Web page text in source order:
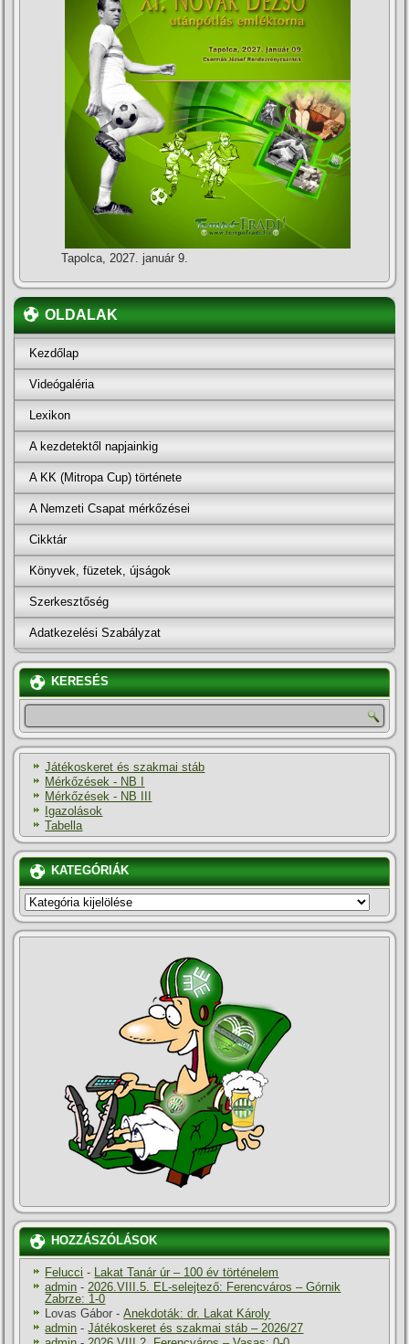
Tapolca, 2027. január 9.
OLDALAK
Kezdőlap
Videógaléria
Lexikon
A kezdetektől napjainkig
A KK (Mitropa Cup) története
A Nemzeti Csapat mérkőzései
Cikktár
Könyvek, füzetek, újságok
Szerkesztőség
Adatkezelési Szabályzat
KERESÉS
Játékoskeret és szakmai stáb
Mérkőzések - NB I
Mérkőzések - NB III
Igazolások
Tabella
KATEGÓRIÁK
KATEGÓRIÁK
HOZZÁSZÓLÁSOK
Felucci - Lakat Tanár úr – 100 év történelem
admin -2026.VIII.5. EL-selejtező: Ferencváros – Górnik
Zabrze: 1-0
Lovas Gábor -Anekdoták: dr. Lakat Károly
admin -Játékoskeret és szakmai stáb – 2026/27